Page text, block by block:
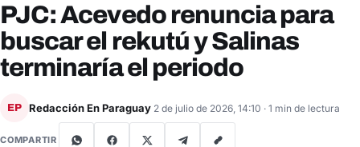
PJC: Acevedo renuncia para
buscar el rekutú y Salinas
terminaría el periodo
EP Redacción En Paraguay 2 de julio de 2026, 14:10 · 1 min de lectura
COMPARTIR